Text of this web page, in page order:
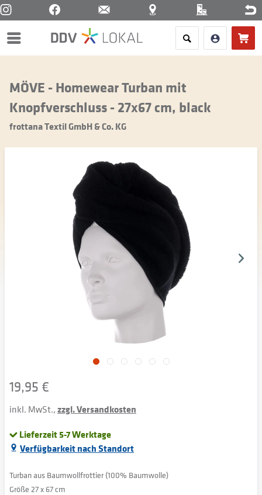
Menü
MÖVE - Homewear Turban mit
Knopfverschluss - 27x67 cm, black
frottana Textil GmbH & Co. KG
19,95 €
inkl. MwSt.,zzgl. Versandkosten
Lieferzeit 5-7 Werktage
Verfügbarkeit nach Standort
Turban aus Baumwollfrottier (100% Baumwolle)
Größe 27 x 67 cm